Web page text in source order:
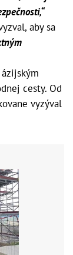
aby sa
cesty. Od
vyzýval